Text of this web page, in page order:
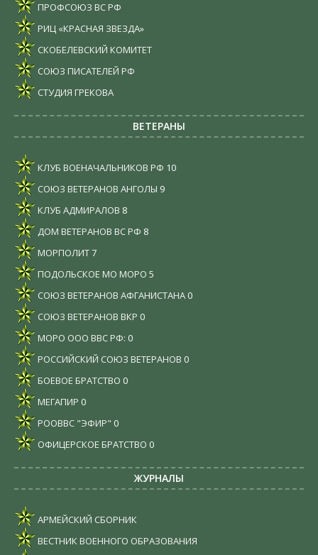
ПРОФСОЮЗ ВС РФ
РИЦ «КРАСНАЯ ЗВЕЗДА»
СКОБЕЛЕВСКИЙ КОМИТЕТ
СОЮЗ ПИСАТЕЛЕЙ РФ
СТУДИЯ ГРЕКОВА
ВЕТЕРАНЫ
КЛУБ ВОЕНАЧАЛЬНИКОВ РФ 10
СОЮЗ ВЕТЕРАНОВ АНГОЛЫ 9
КЛУБ АДМИРАЛОВ 8
ДОМ ВЕТЕРАНОВ ВС РФ 8
МОРПОЛИТ7
ПОДОЛЬСКОЕ МО МОРО 5
СОЮЗ ВЕТЕРАНОВ АФГАНИСТАНА 0
СОЮЗ ВЕТЕРАНОВ ВКР 0
МОРО ООО ВВС РФ: 0
РОССИЙСКИЙ СОЮЗ ВЕТЕРАНОВ 0
БОЕВОЕ БРАТСТВО 0
МЕГАПИР 0
РООВВС "ЭФИР" 0
ОФИЦЕРСКОЕ БРАТСТВО 0
ЖУРНАЛЫ
АРМЕЙСКИЙ СБОРНИК
ВЕСТНИК ВОЕННОГО ОБРАЗОВАНИЯ